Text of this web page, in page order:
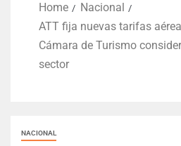
Home
Nacional
ATT fija nuevas tarifas
Cámara de Turismo
sector
NACIONAL